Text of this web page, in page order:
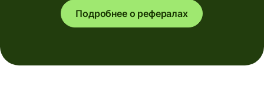
Подробнее о рефералах